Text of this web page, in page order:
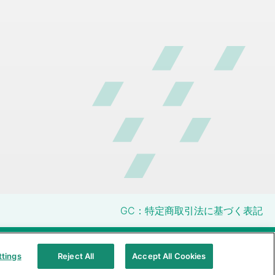
GC：特定商取引法に基づく表記
性に関する指針 クアラルンプール原則対応方針
Reject All Accept All Cookies